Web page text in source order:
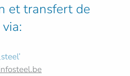
et transfert de